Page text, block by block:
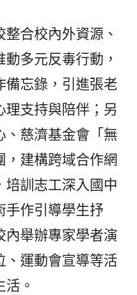
合校內外資源、
多元反毒行動，
備忘錄，引進張老
理支持與陪伴；另
、慈濟基金會「無
，建構跨域合作網
培訓志工深入國中
手作引導學生抒
內舉辦專家學者演
、運動會宣導等活
。